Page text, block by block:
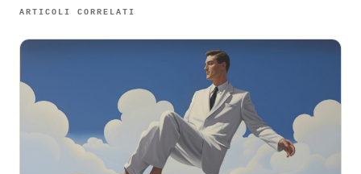
ARTICOLI CORRELATI